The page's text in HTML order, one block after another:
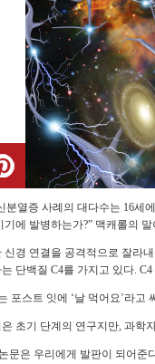
분열증 사례의 대다수는 16세
기에 발병하는가?” 맥캐롤의 말
신경 연결을 공격적으로 잘라
는 단백질 C4를 가지고 있다.
포스트 잇에 ‘날 먹어요’라
은 초기 단계의 연구지만, 과학
문은 우리에게 발판이 되어준